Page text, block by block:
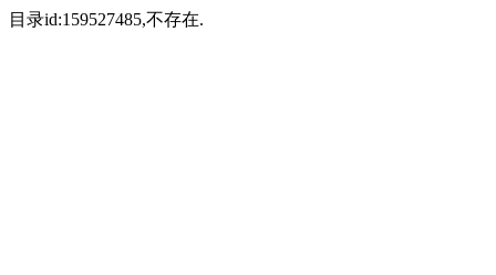
目录id:159527485,不存在.